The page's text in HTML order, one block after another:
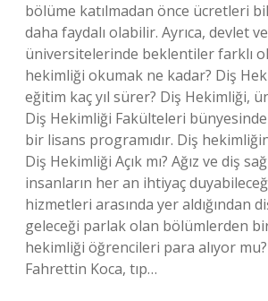
bölüme katılmadan önce ücretleri
daha faydalı olabilir. Ayrıca, devlet
üniversitelerinde beklentiler farklı
hekimliği okumak ne kadar? Diş
eğitim kaç yıl sürer? Diş Hekimliği,
Diş Hekimliği Fakülteleri bünyesinde
bir lisans programıdır. Diş
Diş Hekimliği Açık mı? Ağız ve diş
insanların her an ihtiyaç
hizmetleri arasında yer aldığından
geleceği parlak olan bölümlerden
hekimliği öğrencileri para alıyor mu?
Fahrettin Koca, tıp…